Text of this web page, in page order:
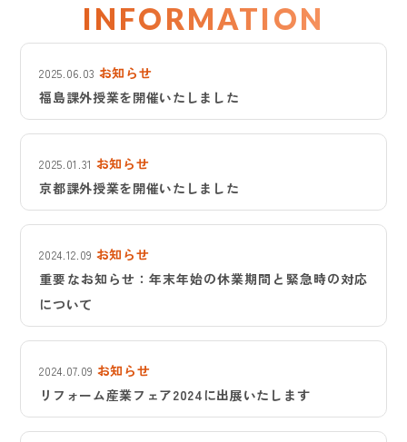
INFORMATION
2025.06.03 お知らせ
福島課外授業を開催いたしました
2025.01.31 お知らせ
京都課外授業を開催いたしました
2024.12.09 お知らせ
重要なお知らせ：年末年始の休業期間と緊急時の対応
について
2024.07.09 お知らせ
リフォーム産業フェア2024に出展いたします